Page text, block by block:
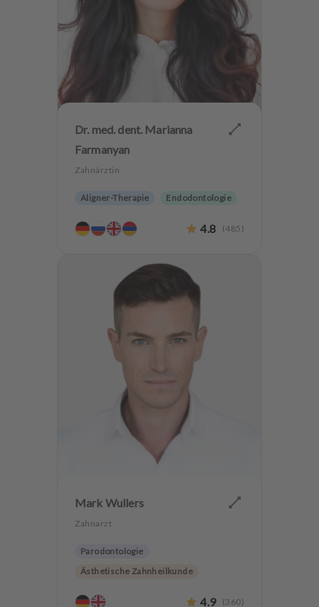
Dr. med. dent. Marianna
Farmanyan
Zahnärztin
Aligner-Therapie
Endodontologie
Ästhetische Zahnheilkunde
Implantologie
Zähneknirschen Behandlung
Angstpatienten
4.8 (485 )
Mark Wullers
Zahnarzt
Parodontologie
Ästhetische Zahnheilkunde
4.9 (360)